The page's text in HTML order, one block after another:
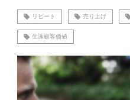
リピート 売り上げ
生涯顧客価値